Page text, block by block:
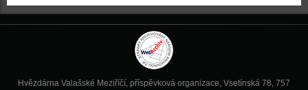
Hvězdárna Valašské Meziříčí, příspěvková organizace, Vsetínská 78, 757